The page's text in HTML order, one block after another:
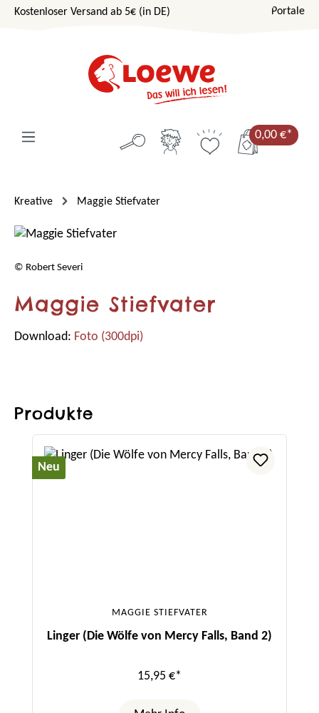
Zum Hauptinhalt springen
Kostenloser Versand ab 5€ (in DE) Portale
0,00 €*
Kreative Maggie Stiefvater
© Robert Severi
Maggie Stiefvater
Download: Foto (300dpi)
Produkte
Neu
MAGGIE STIEFVATER
Linger (Die Wölfe von Mercy Falls, Band 2)
15,95 €*